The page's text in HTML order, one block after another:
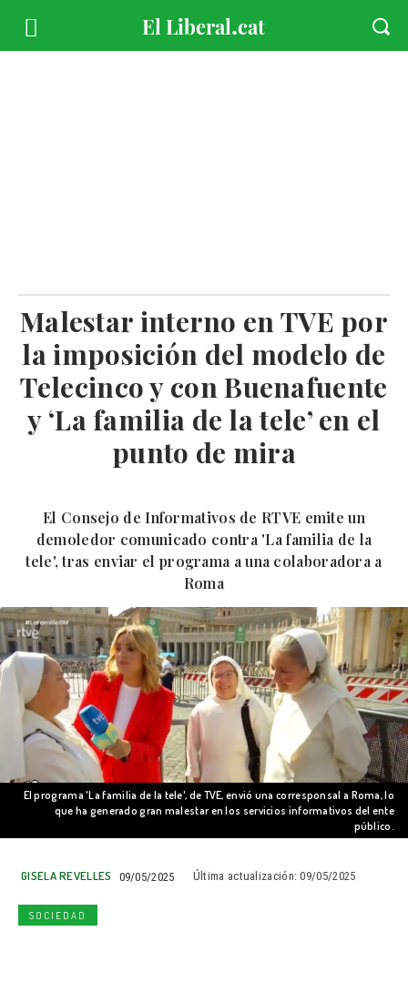
Malestar interno en TVE por
la imposición del modelo de
Telecinco y con Buenafuente
y ‘La familia de la tele’ en el
punto de mira
El Consejo de Informativos de RTVE emite un
demoledor comunicado contra 'La familia de la
tele', tras enviar el programa a una colaboradora a
Roma
El programa 'La familia de la tele', de TVE, envió una corresponsal a Roma, lo
que ha generado gran malestar en los servicios informativos del ente
público.
GISELA REVELLES 09/05/2025 Última actualización: 09/05/2025
SOCIEDAD